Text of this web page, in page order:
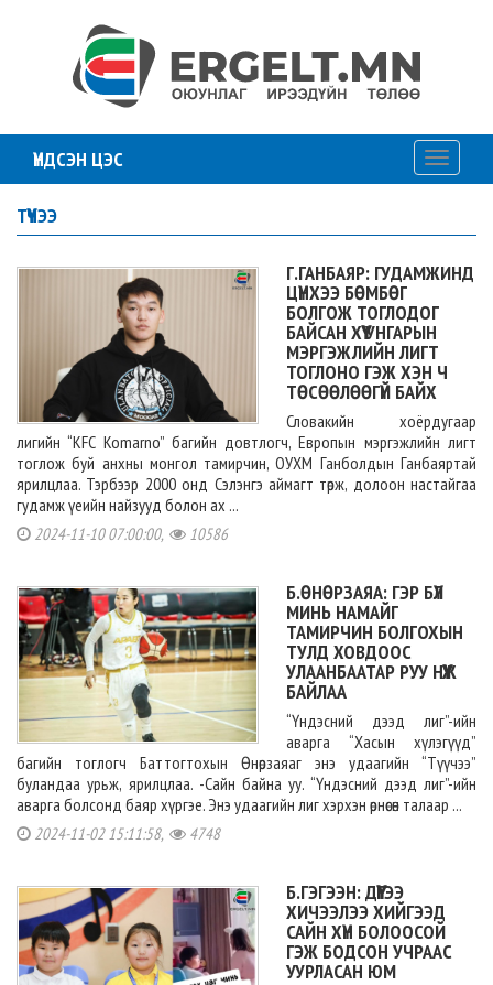
ҮНДСЭН ЦЭС
Toggle
ТҮҮЧЭЭ
Г.ГАНБАЯР: ГУДАМЖИНД
ЦҮНХЭЭ БӨМБӨГ
БОЛГОЖ ТОГЛОДОГ
БАЙСАН ХҮҮ УНГАРЫН
МЭРГЭЖЛИЙН ЛИГТ
ТОГЛОНО ГЭЖ ХЭН Ч
ТӨСӨӨЛӨӨГҮЙ БАЙХ
Словакийн хоёрдугаар
лигийн “KFC Komarno” багийн довтлогч, Европын мэргэжлийн лигт
тоглож буй анхны монгол тамирчин, ОУХМ Ганболдын Ганбаяртай
ярилцлаа. Тэрбээр 2000 онд Сэлэнгэ аймагт төрж, долоон настайгаа
гудамж үеийн найзууд болон ах ...
2024-11-10 07:00:00, 10586
Б.ӨНӨРЗАЯА: ГЭР БҮЛ
МИНЬ НАМАЙГ
ТАМИРЧИН БОЛГОХЫН
ТУЛД ХОВДООС
УЛААНБААТАР РУУ НҮҮЖ
БАЙЛАА
“Үндэсний дээд лиг”-ийн
аварга “Хасын хүлэгүүд”
багийн тоглогч Баттогтохын Өнөрзаяаг энэ удаагийн “Түүчээ”
буландаа урьж, ярилцлаа. -Сайн байна уу. “Үндэсний дээд лиг”-ийн
аварга болсонд баяр хүргэе. Энэ удаагийн лиг хэрхэн өрнөсөн талаар ...
2024-11-02 15:11:58, 4748
Б.ГЭГЭЭН: ДҮҮГЭЭ
ХИЧЭЭЛЭЭ ХИЙГЭЭД
САЙН ХҮН БОЛООСОЙ
ГЭЖ БОДСОН УЧРААС
УУРЛАСАН ЮМ